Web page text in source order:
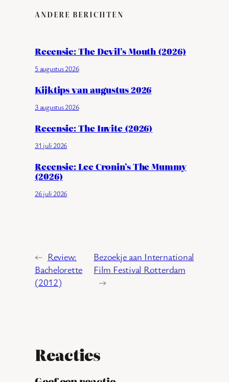
ANDERE BERICHTEN
Recensie: The Devil’s Mouth (2026)
5 augustus 2026
Kijktips van augustus 2026
3 augustus 2026
Recensie: The Invite (2026)
31 juli 2026
Recensie: Lee Cronin’s The Mummy
(2026)
26 juli 2026
← Review:
Bachelorette
(2012)
Bezoekje aan International
Film Festival Rotterdam
→
Reacties